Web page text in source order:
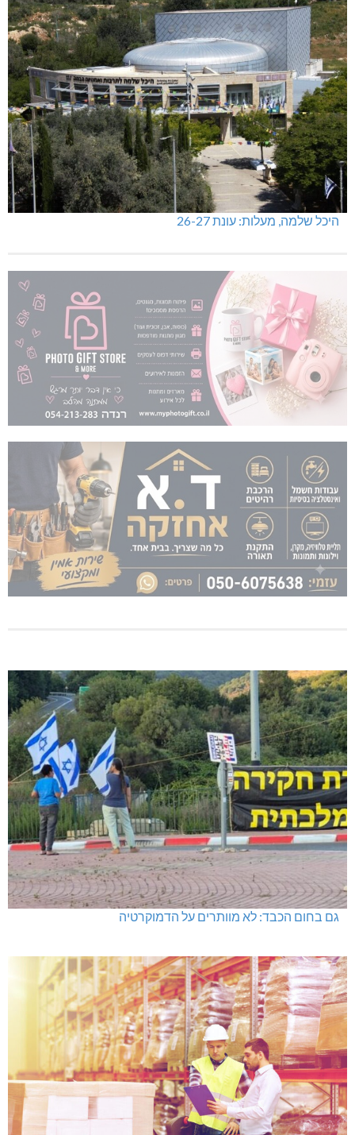
היכל שלמה, מעלות: עונת 26-27
גם בחום הכבד: לא מוותרים על הדמוקרטיה